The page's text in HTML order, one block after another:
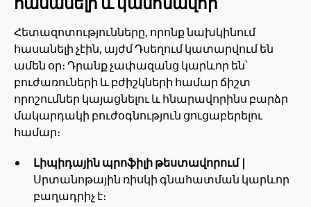
Հետազոտությունները, որոնք նախկինում
հասանելի չէին, այժմ Դսեղում կատարվում են
ամեն օր։ Դրանք չափազանց կարևոր են՝
բուժառուների և բժիշկների համար ճիշտ
որոշումներ կայացնելու և հնարավորինս բարձր
մակարդակի բուժօգնություն ցուցաբերելու
համար։
Լիպիդային պրոֆիլի թեստավորում |
Սրտանոթային ռիսկի գնահատման կարևոր
բաղադրիչ է։